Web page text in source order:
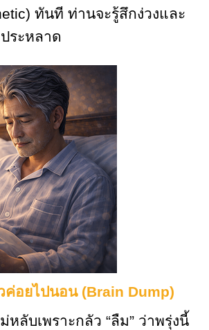
ทันที ท่านจะรู้สึกง่วงและ
ระหลาด
ค่อยไปนอน (Brain Dump)
หลับเพราะกลัว “ลืม” ว่าพรุ่งนี้